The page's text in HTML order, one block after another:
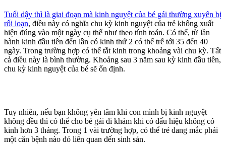
Tuổi dậy thì là giai đoạn mà kinh nguyệt của bé gái thường xuyên bị
rối loạn, điều này có nghĩa chu kỳ kinh nguyệt của trẻ không xuất
hiện đúng vào một ngày cụ thể như theo tính toán. Có thể, từ lần
hành kinh đầu tiên đến lần có kinh thứ 2 có thể trễ tới 35 đến 40
ngày. Trong trường hợp có thể tắt kinh trong khoảng vài chu kỳ. Tất
cả điều này là bình thường. Khoảng sau 3 năm sau kỳ kinh đầu tiên,
chu kỳ kinh nguyệt của bé sẽ ổn định.
Tuy nhiên, nếu bạn không yên tâm khi con mình bị kinh nguyệt
không đều thì có thể cho bé gái đi khám khi có dấu hiệu không có
kinh hơn 3 tháng. Trong 1 vài trường hợp, có thể trẻ đang mắc phải
một căn bệnh nào đó liên quan đến sinh sản.